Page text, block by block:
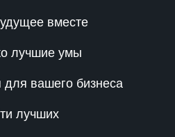
вместе
лучшие умы
вашего бизнеса
лучших